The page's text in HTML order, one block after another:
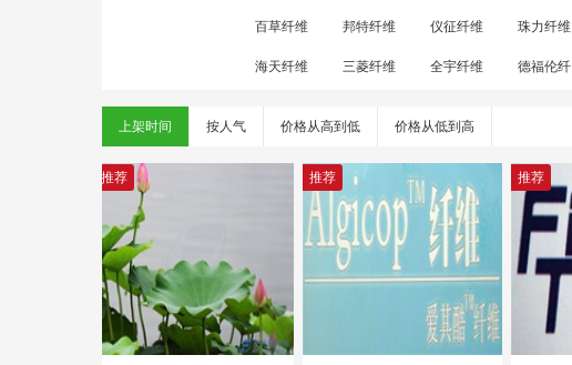
百草纤维 邦特纤维 仪征纤维 珠力纤维
海天纤维 三菱纤维 全宇纤维 德福伦纤
上架时间 按人气 价格从高到低 价格从低到高
推荐 推荐 推荐